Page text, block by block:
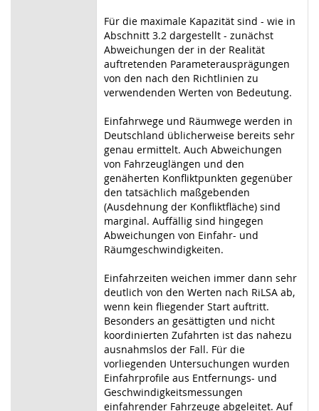
Für die maximale Kapazität sind - wie in
Abschnitt 3.2 dargestellt - zunächst
Abweichungen der in der Realität
auftretenden Parameterausprägungen
von den nach den Richtlinien zu
verwendenden Werten von Bedeutung.
Einfahrwege und Räumwege werden in
Deutschland üblicherweise bereits sehr
genau ermittelt. Auch Abweichungen
von Fahrzeuglängen und den
genäherten Konfliktpunkten gegenüber
den tatsächlich maßgebenden
(Ausdehnung der Konfliktfläche) sind
marginal. Auffällig sind hingegen
Abweichungen von Einfahr- und
Räumgeschwindigkeiten.
Einfahrzeiten weichen immer dann sehr
deutlich von den Werten nach RiLSA ab,
wenn kein fliegender Start auftritt.
Besonders an gesättigten und nicht
koordinierten Zufahrten ist das nahezu
ausnahmslos der Fall. Für die
vorliegenden Untersuchungen wurden
Einfahrprofile aus Entfernungs- und
Geschwindigkeitsmessungen
einfahrender Fahrzeuge abgeleitet. Auf